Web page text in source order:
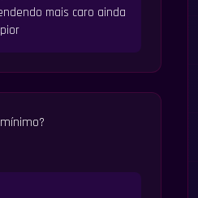
mais caro ainda